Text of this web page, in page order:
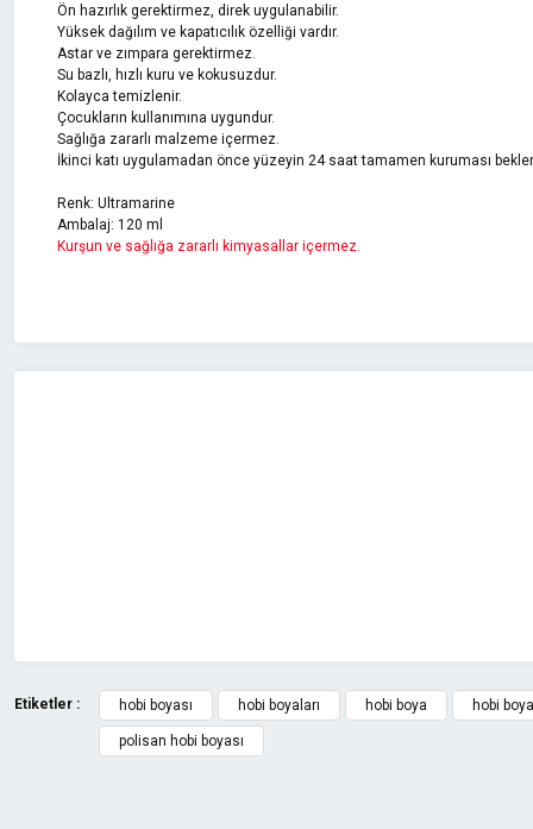
Ön hazırlık gerektirmez, direk uygulanabilir.
Yüksek dağılım ve kapatıcılık özelliği vardır.
Astar ve zımpara gerektirmez.
Su bazlı, hızlı kuru ve kokusuzdur.
Kolayca temizlenir.
Çocukların kullanımına uygundur.
Sağlığa zararlı malzeme içermez.
İkinci katı uygulamadan önce yüzeyin 24 saat tamamen kuruması
Renk: Ultramarine
Ambalaj: 120 ml
Kurşun ve sağlığa zararlı kimyasallar içermez.
Görüş ve önerileriniz için teşekkür ederiz.
Etiketler : hobi boyası hobi boyaları hobi boya hobi
polisan hobi boyası